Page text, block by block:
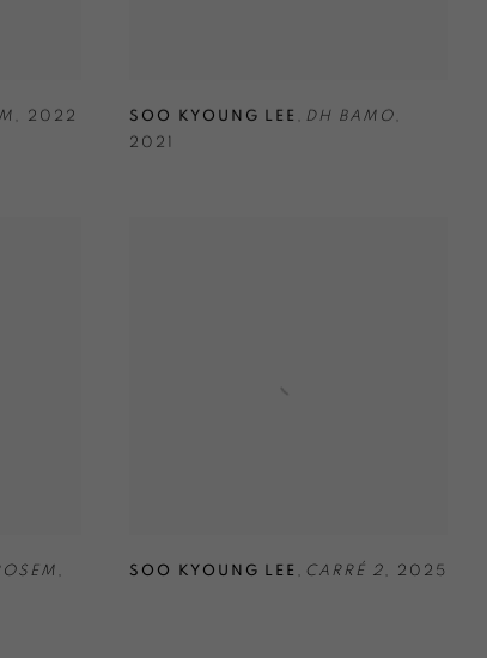
, 2022 SOO KYOUNG LEE , DH BAMO ,
2021
,
SOO KYOUNG LEE , CARRÉ 2, 2025